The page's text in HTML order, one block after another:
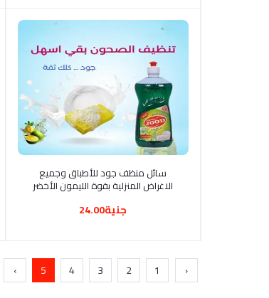
أضف إلى السلة
سائل منظف جود للأطباق وجميع
الاغراض المنزلية بقوة الليمون الأخضر
جنية24.00
‹
1
2
3
4
5
›